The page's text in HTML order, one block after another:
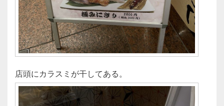
店頭にカラスミが干してある。